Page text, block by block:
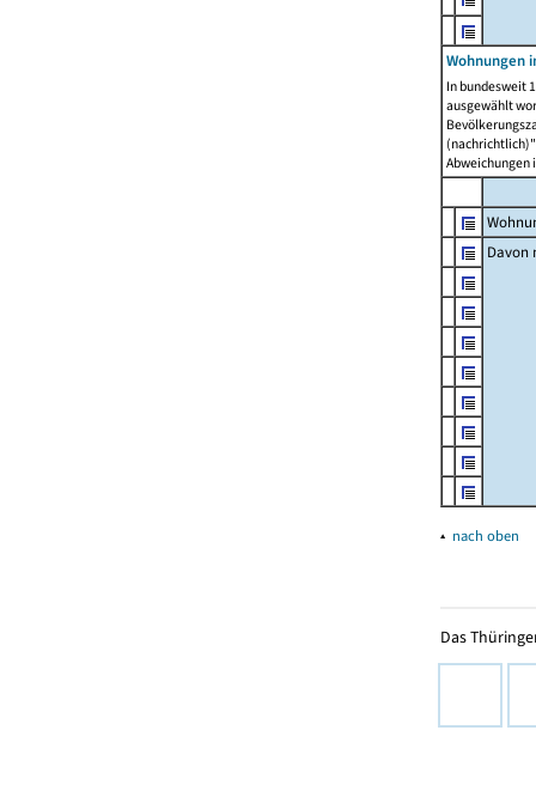
Wohnungen
In bundesweit
ausgewählt
Abweichungen
Davon
▴ nach oben
Das